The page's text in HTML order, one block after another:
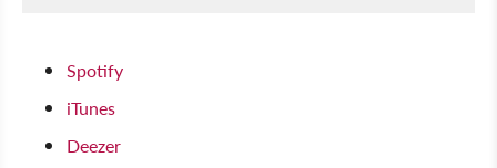
Spotify
iTunes
Deezer